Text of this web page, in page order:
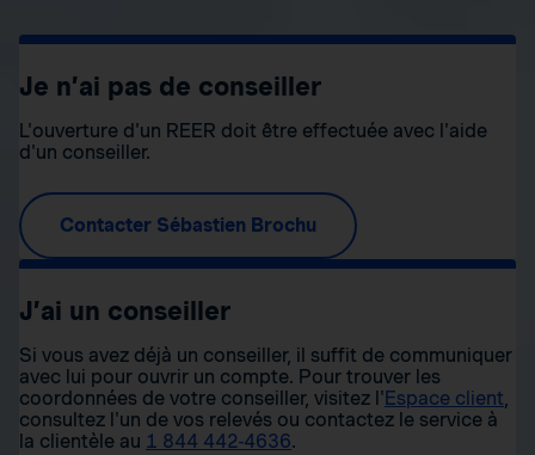
Je n’ai pas de conseiller
L'ouverture d'un REER doit être effectuée avec l'aide
d'un conseiller.
Contacter Sébastien Brochu
J’ai un conseiller
Si vous avez déjà un conseiller, il suffit de communiquer
avec lui pour ouvrir un compte. Pour trouver les
coordonnées de votre conseiller, visitez l' Espace client,
consultez l'un de vos relevés ou contactez le service à
la clientèle au 1 844 442-4636.